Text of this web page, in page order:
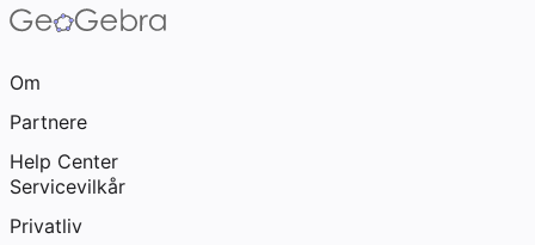
Om
Partnere
Help Center
Servicevilkår
Privatliv